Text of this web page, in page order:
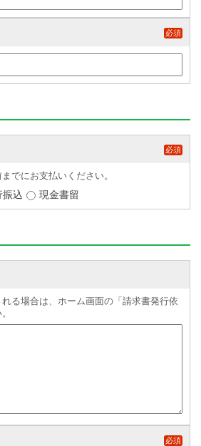
必須
必須
でにお支払いください。
振込 現金書留
る場合は、ホーム画面の「請求書発行依
必須